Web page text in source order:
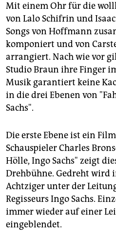
Mit einem Ohr für die
von Lalo Schifrin und
Songs von Hoffmann
komponiert und von
arrangiert. Nach wie vor
Studio Braun ihre Finger
Musik garantiert keine
in die drei Ebenen von
Sachs".
Die erste Ebene ist ein
Schauspieler Charles
Hölle, Ingo Sachs" zeigt
Drehbühne. Gedreht wird
Achtziger unter der
Regisseurs Ingo Sachs.
immer wieder auf einer
eingeblendet.